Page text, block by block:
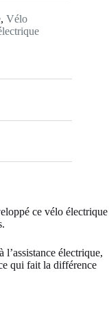
, Vélo
ce vélo électrique
électrique,
qui fait la différence